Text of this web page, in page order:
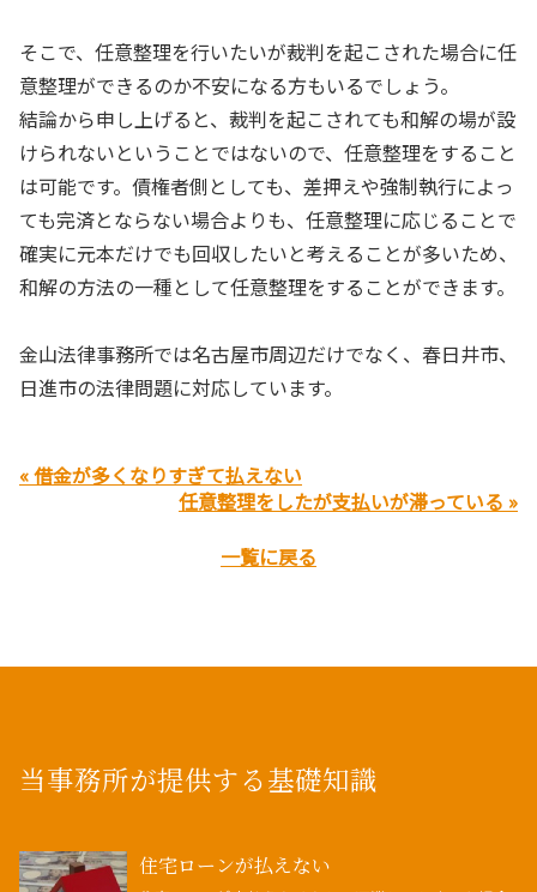
そこで、任意整理を行いたいが裁判を起こされた場合に任
意整理ができるのか不安になる方もいるでしょう。
結論から申し上げると、裁判を起こされても和解の場が設
けられないということではないので、任意整理をすること
は可能です。債権者側としても、差押えや強制執行によっ
ても完済とならない場合よりも、任意整理に応じることで
確実に元本だけでも回収したいと考えることが多いため、
和解の方法の一種として任意整理をすることができます。
金山法律事務所では名古屋市周辺だけでなく、春日井市、
日進市の法律問題に対応しています。
« 借金が多くなりすぎて払えない
任意整理をしたが支払いが滞っている »
一覧に戻る
当事務所が提供する基礎知識
住宅ローンが払えない